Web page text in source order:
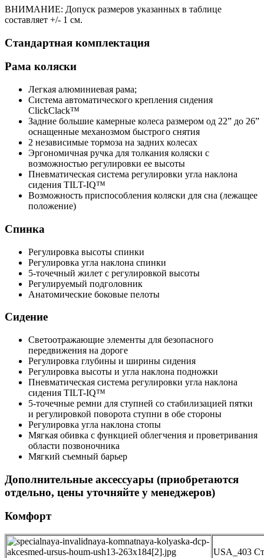
ВНИМАНИЕ: Допуск размеров указанных в таблице
составляет +/- 1 см.
Стандартная комплектация
Рама коляски
Легкая алюминиевая рама;
Система автоматического крепления сидения
ClickClack™
Задние большие камерные колеса размером од 22” до 26”
оснащенные механозмом быстрого снятия
2 независимые тормоза на задних колесах
Эргономичная ручка для толкания коляски с
возможностью регулировки ее высоты
Пневматическая система регулировки угла наклона
сидения TILT-IQ™
Возможность приспособления коляски для сна (лежащее
положение)
Спинка
Регулировка высоты спинки
Регулировка угла наклона спинки
5-точечный жилет с регулировкой высоты
Регулируемый подголовник
Анатомические боковые пелоты
Сидение
Светоотражающие элементы для безопасного
передвижения на дороге
Регулировка глубины и ширины сидения
Регулировка высоты и угла наклона подножки
Пневматическая система регулировки угла наклона
сидения TILT-IQ™
5-точечные ремни для ступней со стабилизацией пятки
и регулировкой поворота ступни в обе стороны
Регулировка угла наклона стопы
Мягкая обивка с функцией облегчения и проветривания
области позвоночника
Мягкий съемный барьер
Дополнительные аксессуары (приобретаются
отдельно, цены уточняйте у менеджеров)
Комфорт
USA_403